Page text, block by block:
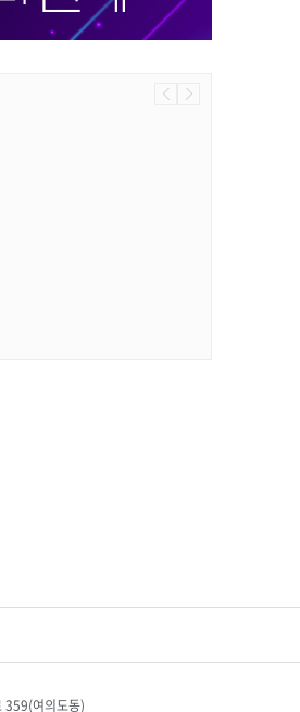
359(여의도동)